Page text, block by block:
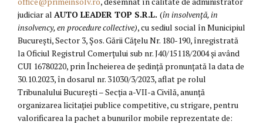
judiciar al AUTO LEADER TOP S.R.L. (în insolvenţă, in
insolvency, en procedure collective), cu sediul social în Municipiul
București, Sector 3, Șos. Gării Cățelu Nr. 180-190, înregistrată
la Oficiul Registrul Comerțului sub nr. J40/15118/2004 și având
CUI 16780220, prin Încheierea de ședință pronunţată la data de
30.10.2023, în dosarul nr. 31030/3/2023, aflat pe rolul
Tribunalului București – Secţia a-VII-a Civilă, anunță
organizarea licitației publice competitive, cu strigare, pentru
valorificarea la pachet a bunurilor mobile reprezentate de: